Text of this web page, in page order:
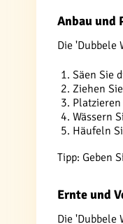
Anbau und
Die 'Dubbele
Säen Sie
Ziehen
Wässern
Häufeln
Tipp: Geben
Ernte und
Die 'Dubbele